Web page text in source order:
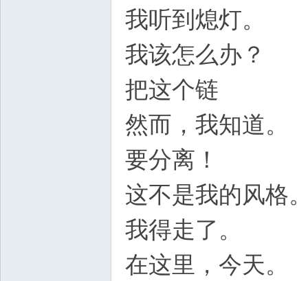
我听到熄灯。
我该怎么办？
把这个链
然而，我知道。
要分离！
这不是我的风格
我得走了。
在这里，今天。